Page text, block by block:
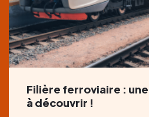
Filière ferroviaire :
à découvrir !